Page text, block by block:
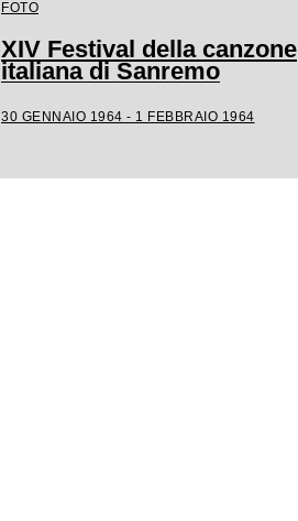
FOTO
XIV Festival della canzone
italiana di Sanremo
30 GENNAIO 1964 - 1 FEBBRAIO 1964